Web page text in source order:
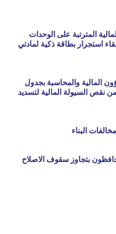
المترتبة على الوحدات
استجرار بطاقة ذكية لمادتي
المالية والمحاسبة بجدول
من نقص السيولة المالية لتسديد
البناء
بتجاوز سقوف الاصلاح